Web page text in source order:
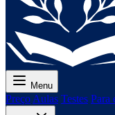
Menu
Preço Aulas Testes Para